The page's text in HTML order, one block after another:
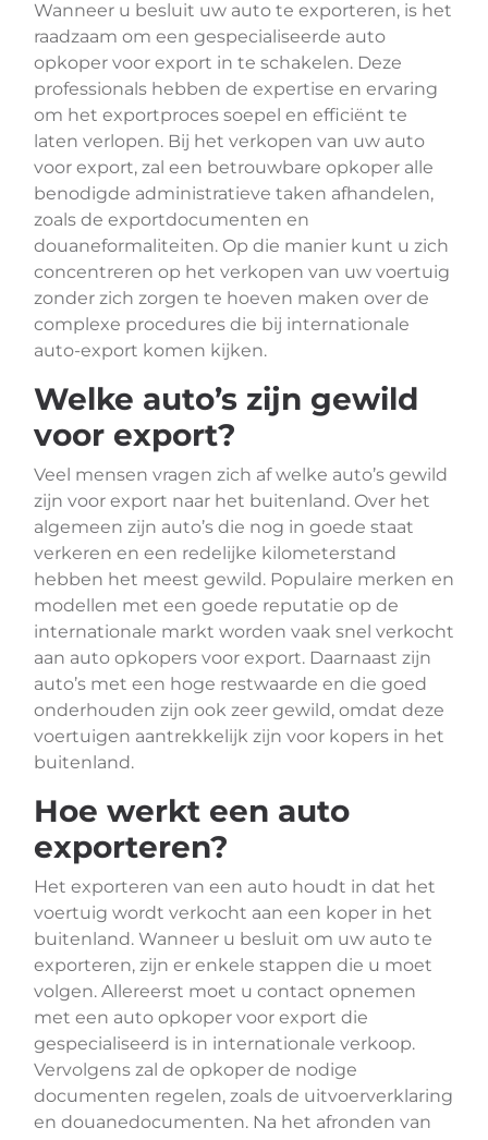
Wanneer u besluit uw auto te exporteren, is het
raadzaam om een gespecialiseerde auto
opkoper voor export in te schakelen. Deze
professionals hebben de expertise en ervaring
om het exportproces soepel en efficiënt te
laten verlopen. Bij het verkopen van uw auto
voor export, zal een betrouwbare opkoper alle
benodigde administratieve taken afhandelen,
zoals de exportdocumenten en
douaneformaliteiten. Op die manier kunt u zich
concentreren op het verkopen van uw voertuig
zonder zich zorgen te hoeven maken over de
complexe procedures die bij internationale
auto-export komen kijken.
Welke auto’s zijn gewild
voor export?
Veel mensen vragen zich af welke auto’s gewild
zijn voor export naar het buitenland. Over het
algemeen zijn auto’s die nog in goede staat
verkeren en een redelijke kilometerstand
hebben het meest gewild. Populaire merken en
modellen met een goede reputatie op de
internationale markt worden vaak snel verkocht
aan auto opkopers voor export. Daarnaast zijn
auto’s met een hoge restwaarde en die goed
onderhouden zijn ook zeer gewild, omdat deze
voertuigen aantrekkelijk zijn voor kopers in het
buitenland.
Hoe werkt een auto
exporteren?
Het exporteren van een auto houdt in dat het
voertuig wordt verkocht aan een koper in het
buitenland. Wanneer u besluit om uw auto te
exporteren, zijn er enkele stappen die u moet
volgen. Allereerst moet u contact opnemen
met een auto opkoper voor export die
gespecialiseerd is in internationale verkoop.
Vervolgens zal de opkoper de nodige
documenten regelen, zoals de uitvoerverklaring
en douanedocumenten. Na het afronden van